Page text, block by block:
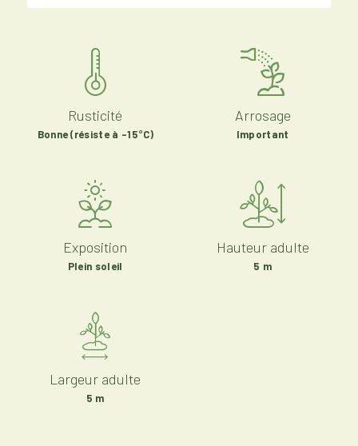
Hauteur adulte
5 m
Largeur adulte
5 m
Rusticité
Bonne (résiste à -15°C)
Arrosage
Important
Exposition
Plein soleil